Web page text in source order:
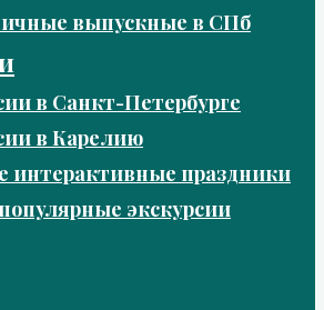
выпускные в СПб
в Санкт-Петербурге
в Карелию
интерактивные праздники
экскурсии